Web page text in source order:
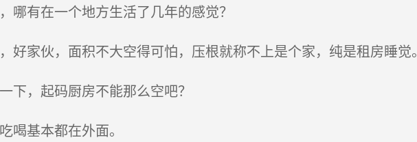
有在一个地方生活了几年的感觉？
家伙，面积不大空得可怕，压根就称不上是个家，纯是租房睡觉。
，起码厨房不能那么空吧？
基本都在外面。